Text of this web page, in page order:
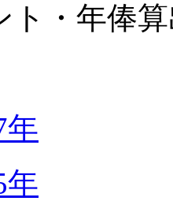
ト・年俸
年
年